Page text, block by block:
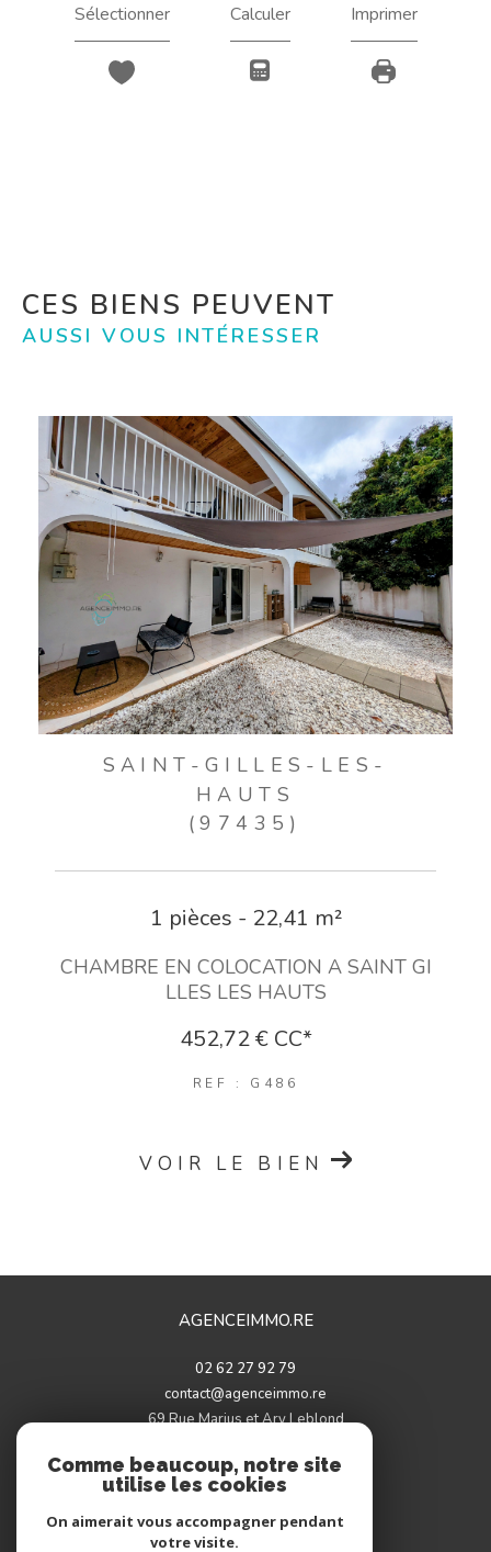
Sélectionner Calculer Imprimer
CES BIENS PEUVENT
AUSSI VOUS INTÉRESSER
SAINT-GILLES-LES-
HAUTS
(97435)
1 pièces - 22,41 m²
CHAMBRE EN COLOCATION A SAINT GI
LLES LES HAUTS
452,72 € CC*
REF : G486
VOIR LE BIEN
AGENCEIMMO.RE
02 62 27 92 79
contact@agenceimmo.re
69 Rue Marius et Ary Leblond
Comme beaucoup, notre site
utilise les cookies
On aimerait vous accompagner pendant
votre visite.